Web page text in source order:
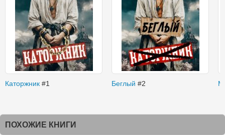
Каторжник #1 Беглый #2
ПОХОЖИЕ КНИГИ